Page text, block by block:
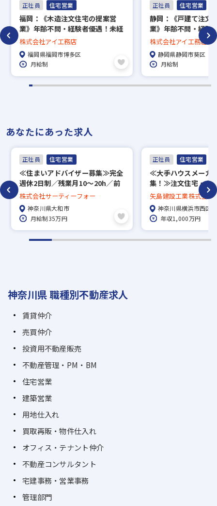
▼
【最終面接】（役員）
▼
内定
※入社時期は相談に応じます。現在、在職中
正社員 住宅営業
福岡：《木造注文住宅の提案営
業》年齢不問・経験者優遇！未経
験者はポテンシャル重視の採用◎
株式会社アイ工務店
福岡県福岡市博多区
月給制
正社員 住宅営業
静岡：《戸建て注文
業》年齢不問・経験
験者はポテンシャル
株式会社アイ工務店
静岡県静岡市葵区
月給制
あなたにあった求人
正社員 住宅営業
≪住まいアドバイザー募集≫完全
週休2日制／残業月10～20h／前
職給考慮◎／反響営業
株式会社サーティーフォー
神奈川県大和市
月給制35万円
正社員 住宅営業
≪大手ハウスメーカ
集！≫注文住宅・古
など豊富な提案がで
100％反響営業／年
全週休2日制【1年目
1000万円以上】
矢島建設工業株式会社
神奈川県横浜市西区
年収1,000万円
神奈川県 職種別不動産求人
賃貸仲介
売買仲介
投資用不動産販売
不動産管理・PM・BM
住宅営業
建築営業
用地仕入れ
買取再販・物件仕入れ
オフィス・テナント仲介
不動産コンサルタント
宅建事務・営業事務
管理部門